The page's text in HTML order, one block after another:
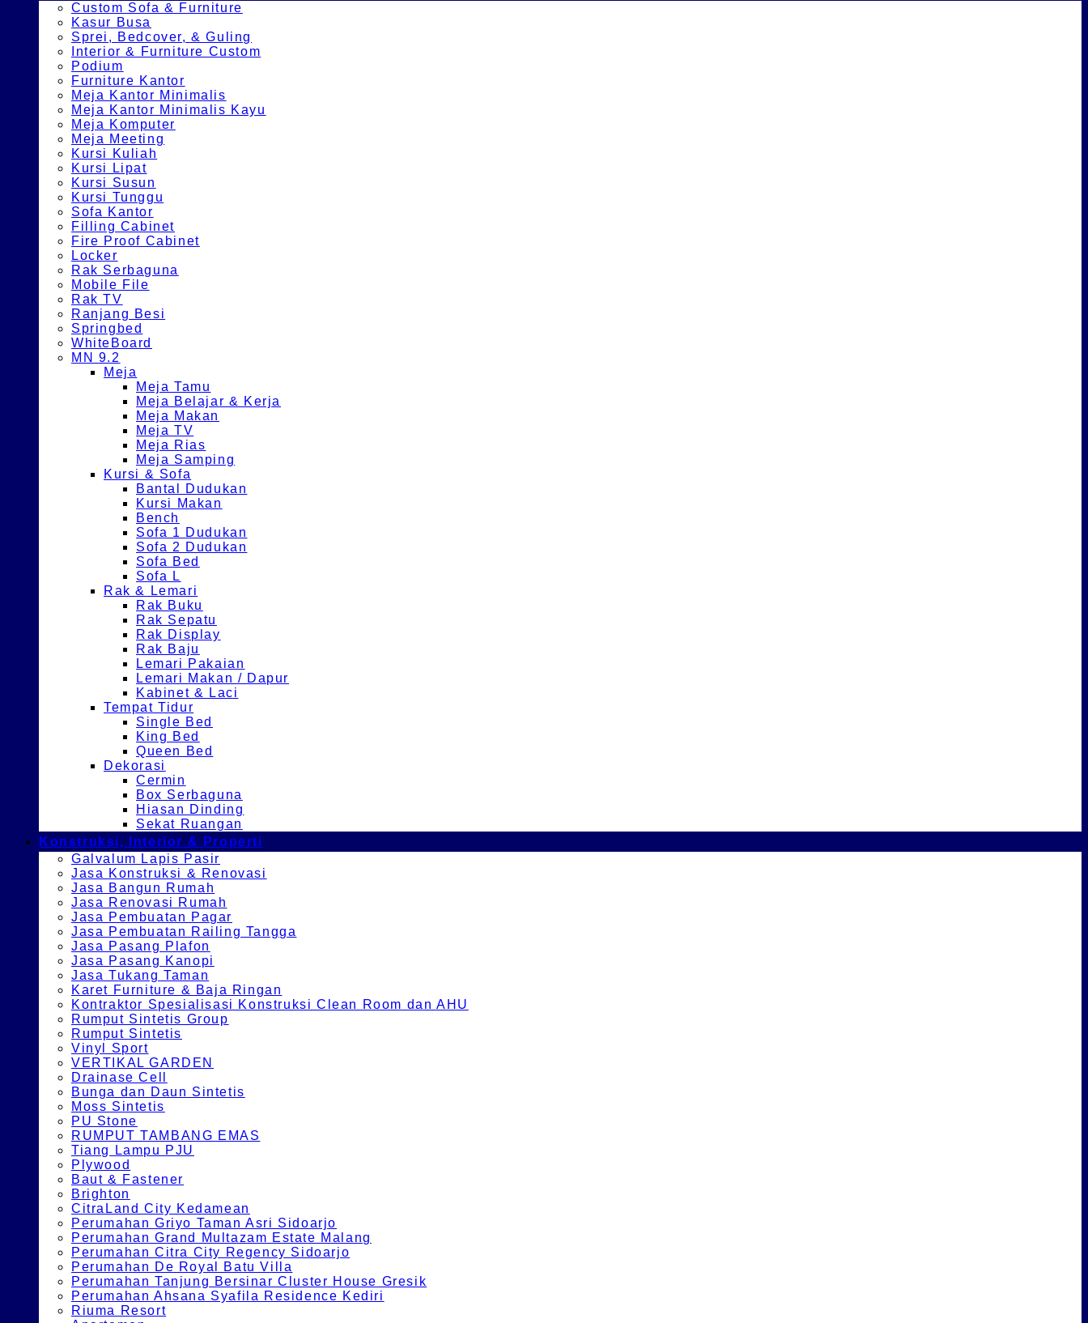
Custom Sofa & Furniture
Kasur Busa
Sprei, Bedcover, & Guling
Interior & Furniture Custom
Podium
Furniture Kantor
Meja Kantor Minimalis
Meja Kantor Minimalis Kayu
Meja Komputer
Meja Meeting
Kursi Kuliah
Kursi Lipat
Kursi Susun
Kursi Tunggu
Sofa Kantor
Filling Cabinet
Fire Proof Cabinet
Locker
Rak Serbaguna
Mobile File
Rak TV
Ranjang Besi
Springbed
WhiteBoard
MN 9.2
Meja
Meja Tamu
Meja Belajar & Kerja
Meja Makan
Meja TV
Meja Rias
Meja Samping
Kursi & Sofa
Bantal Dudukan
Kursi Makan
Bench
Sofa 1 Dudukan
Sofa 2 Dudukan
Sofa Bed
Sofa L
Rak & Lemari
Rak Buku
Rak Sepatu
Rak Display
Rak Baju
Lemari Pakaian
Lemari Makan / Dapur
Kabinet & Laci
Tempat Tidur
Single Bed
King Bed
Queen Bed
Dekorasi
Cermin
Box Serbaguna
Hiasan Dinding
Sekat Ruangan
Konstruksi, Interior & Properti
Galvalum Lapis Pasir
Jasa Konstruksi & Renovasi
Jasa Bangun Rumah
Jasa Renovasi Rumah
Jasa Pembuatan Pagar
Jasa Pembuatan Railing Tangga
Jasa Pasang Plafon
Jasa Pasang Kanopi
Jasa Tukang Taman
Karet Furniture & Baja Ringan
Kontraktor Spesialisasi Konstruksi Clean Room dan AHU
Rumput Sintetis Group
Rumput Sintetis
Vinyl Sport
VERTIKAL GARDEN
Drainase Cell
Bunga dan Daun Sintetis
Moss Sintetis
PU Stone
RUMPUT TAMBANG EMAS
Tiang Lampu PJU
Plywood
Baut & Fastener
Brighton
CitraLand City Kedamean
Perumahan Griyo Taman Asri Sidoarjo
Perumahan Grand Multazam Estate Malang
Perumahan Citra City Regency Sidoarjo
Perumahan De Royal Batu Villa
Perumahan Tanjung Bersinar Cluster House Gresik
Perumahan Ahsana Syafila Residence Kediri
Riuma Resort